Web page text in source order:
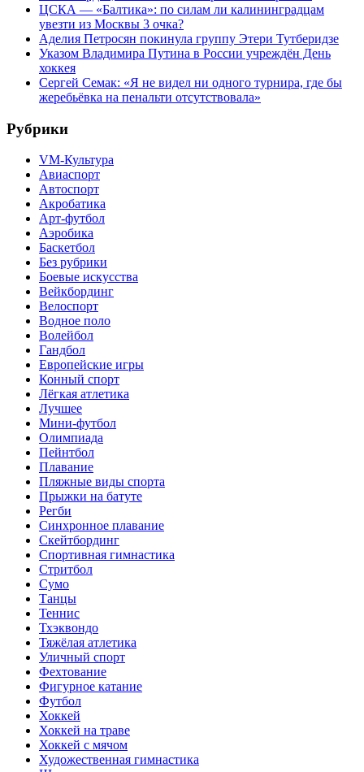
ЦСКА — «Балтика»: по силам ли калининградцам
увезти из Москвы 3 очка?
Аделия Петросян покинула группу Этери Тутберидзе
Указом Владимира Путина в России учреждён День
хоккея
Сергей Семак: «Я не видел ни одного турнира, где бы
жеребьёвка на пенальти отсутствовала»
Рубрики
VM-Культура
Авиаспорт
Автоспорт
Акробатика
Арт-футбол
Аэробика
Баскетбол
Без рубрики
Боевые искусства
Вейкбординг
Велоспорт
Водное поло
Волейбол
Гандбол
Европейские игры
Конный спорт
Лёгкая атлетика
Лучшее
Мини-футбол
Олимпиада
Пейнтбол
Плавание
Пляжные виды спорта
Прыжки на батуте
Регби
Синхронное плавание
Скейтбординг
Спортивная гимнастика
Стритбол
Сумо
Танцы
Теннис
Тхэквондо
Тяжёлая атлетика
Уличный спорт
Фехтование
Фигурное катание
Футбол
Хоккей
Хоккей на траве
Хоккей с мячом
Художественная гимнастика